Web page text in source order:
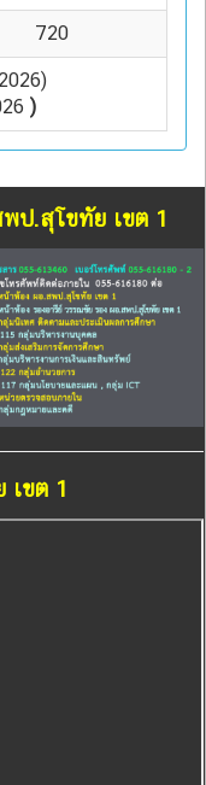
720
)
ป.สุโขทัย เขต 1
เขต 1